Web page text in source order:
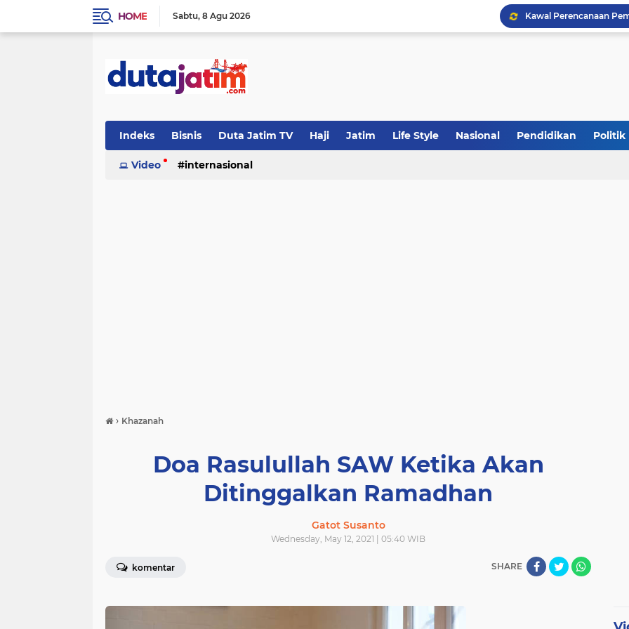
HOME Sabtu 8 Agu 2026
Sinergi Fiskal Moneter:
Indeks Bisnis Duta Jatim TV Haji Jatim Life Style Nasional Pendidikan Politik
Video internasional
› Khazanah
Doa Rasulullah SAW Ketika Akan
Ditinggalkan Ramadhan
Gatot Susanto
Wednesday, May 12, 2021 | 05:40 WIB
komentar SHARE